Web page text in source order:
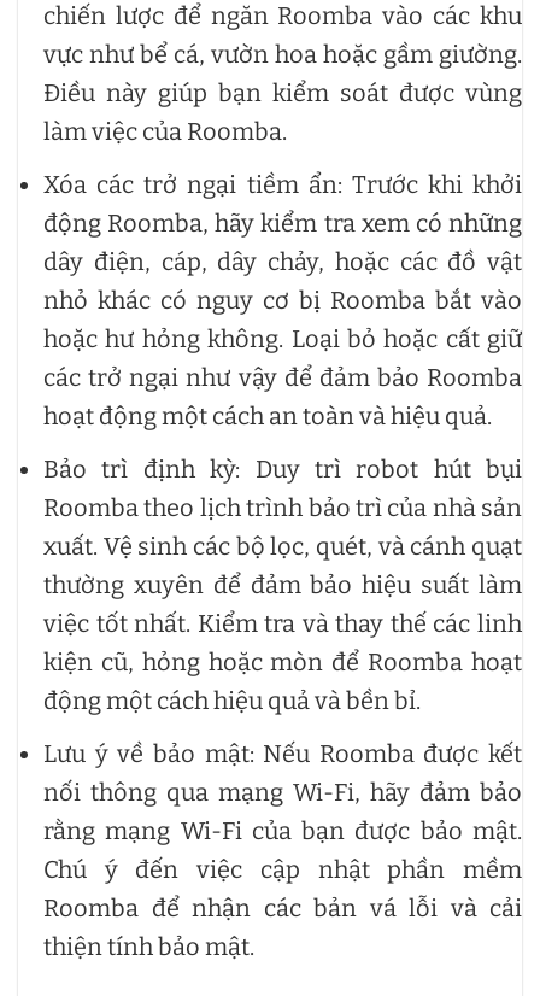
chiến lược để ngăn Roomba vào các khu
vực như bể cá, vườn hoa hoặc gầm giường.
Điều này giúp bạn kiểm soát được vùng
làm việc của Roomba.
Xóa các trở ngại tiềm ẩn: Trước khi khởi
động Roomba, hãy kiểm tra xem có những
dây điện, cáp, dây chảy, hoặc các đồ vật
nhỏ khác có nguy cơ bị Roomba bắt vào
hoặc hư hỏng không. Loại bỏ hoặc cất giữ
các trở ngại như vậy để đảm bảo Roomba
hoạt động một cách an toàn và hiệu quả.
Bảo trì định kỳ: Duy trì robot hút bụi
Roomba theo lịch trình bảo trì của nhà sản
xuất. Vệ sinh các bộ lọc, quét, và cánh quạt
thường xuyên để đảm bảo hiệu suất làm
việc tốt nhất. Kiểm tra và thay thế các linh
kiện cũ, hỏng hoặc mòn để Roomba hoạt
động một cách hiệu quả và bền bỉ.
Lưu ý về bảo mật: Nếu Roomba được kết
nối thông qua mạng Wi-Fi, hãy đảm bảo
rằng mạng Wi-Fi của bạn được bảo mật.
Chú ý đến việc cập nhật phần mềm
Roomba để nhận các bản vá lỗi và cải
thiện tính bảo mật.